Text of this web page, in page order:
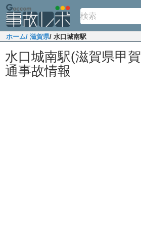
ホーム/ 滋賀県/ 水口城南駅
水口城南駅(滋賀県甲
通事故情報